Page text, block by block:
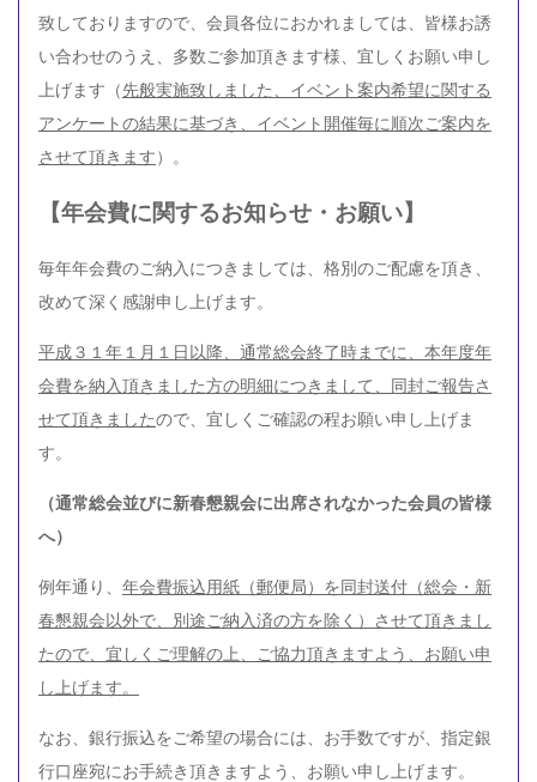
致しておりますので、会員各位におかれましては、皆様お誘
い合わせのうえ、多数ご参加頂きます様、宜しくお願い申し
上げます（先般実施致しました、イベント案内希望に関する
アンケートの結果に基づき、イベント開催毎に順次ご案内を
させて頂きます）。
【年会費に関するお知らせ・お願い】
毎年年会費のご納入につきましては、格別のご配慮を頂き、
改めて深く感謝申し上げます。
平成３１年１月１日以降、通常総会終了時までに、本年度年
会費を納入頂きました方の明細につきまして、同封ご報告さ
せて頂きましたので、宜しくご確認の程お願い申し上げま
す。
（通常総会並びに新春懇親会に出席されなかった会員の皆様
へ）
例年通り、 年会費振込用紙（郵便局）を同封送付（総会・新
春懇親会以外で、別途ご納入済の方を除く）させて頂きまし
たので、宜しくご理解の上、ご協力頂きますよう、お願い申
し上げます。
なお、銀行振込をご希望の場合には、お手数ですが、指定銀
行口座宛にお手続き頂きますよう、お願い申し上げます。